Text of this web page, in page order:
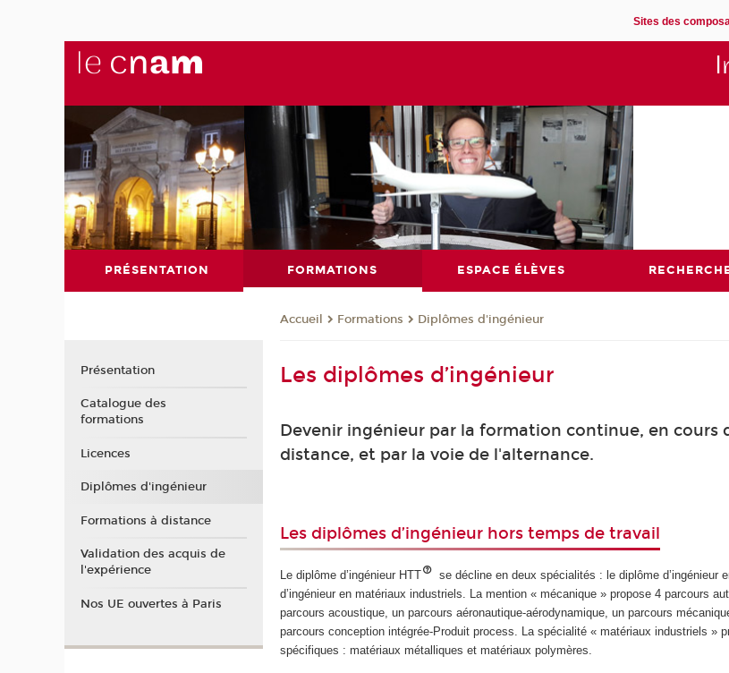
Sites des
PRÉSENTATION FORMATIONS ESPACE ÉLÈVES
Accueil Formations Diplômes d'ingénieur
Les diplômes d’ingénieur
Devenir ingénieur par la formation continue, en cours
distance, et par la voie de l'alternance.
Les diplômes d’ingénieur hors temps de travail
Le diplôme d’ingénieur HTT
se décline en deux spécialités : le diplôme d’ingénieur
d’ingénieur en matériaux industriels. La mention « mécanique » propose 4 parcours
parcours acoustique, un parcours aéronautique-aérodynamique, un parcours
parcours conception intégrée-Produit process. La spécialité « matériaux industriels »
spécifiques : matériaux métalliques et matériaux polymères.
Présentation
Catalogue des
formations
Licences
Diplômes d'ingénieur
Formations à distance
Validation des acquis de
l'expérience
Nos UE ouvertes à Paris